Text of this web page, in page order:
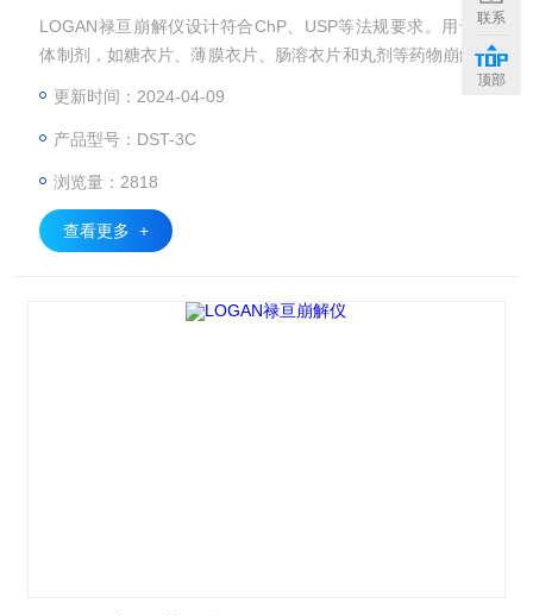
LOGAN禄亘崩解仪设计符合ChP、USP等法规要求。用于固
体制剂，如糖衣片、薄膜衣片、肠溶衣片和丸剂等药物崩解时
更新时间：2024-04-09
产品型号：DST-3C
浏览量：2818
查看更多 +
联系
顶部